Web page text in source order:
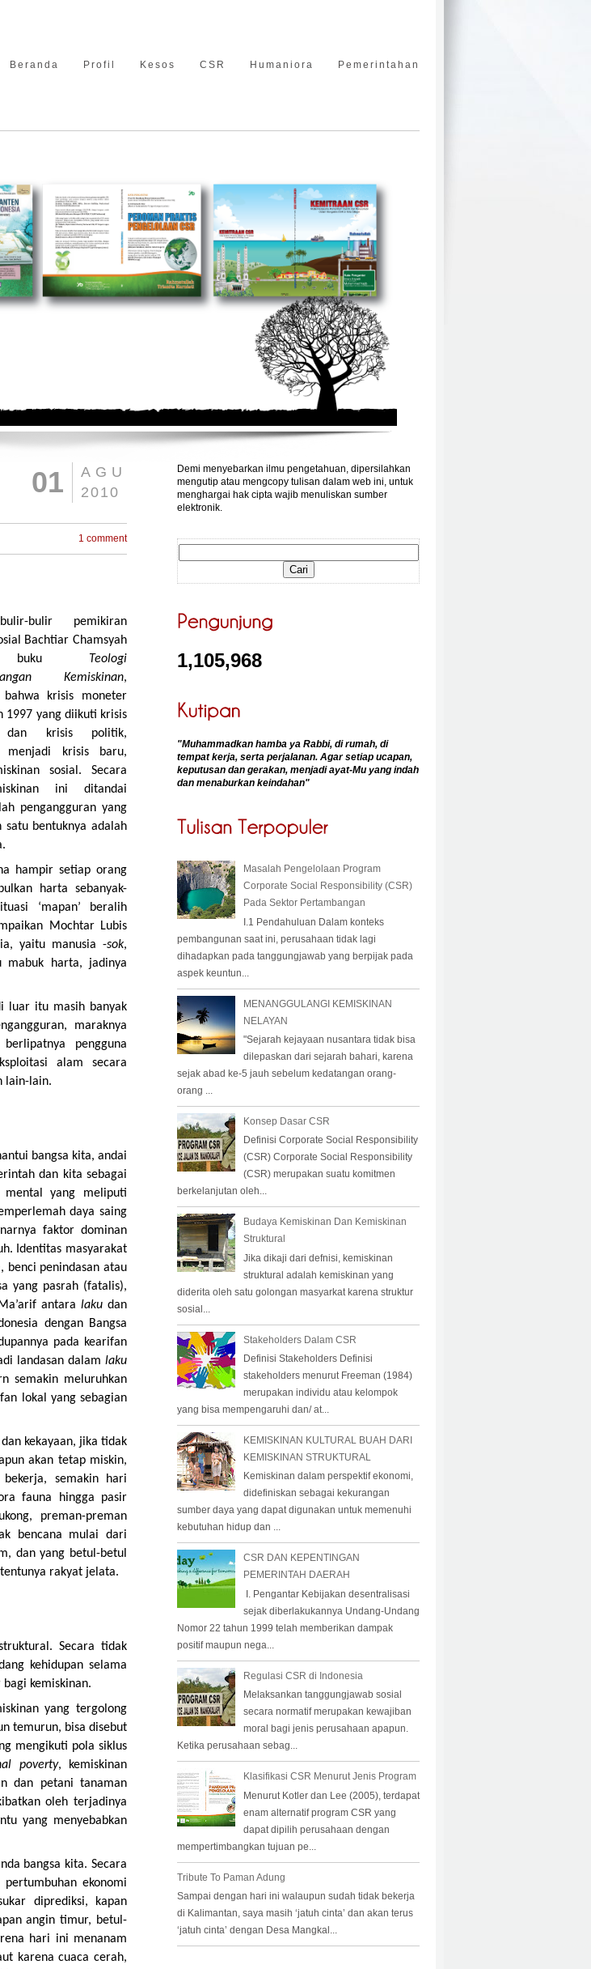
Beranda Profil Kesos CSR Humaniora Pemerintahan
AGU
2010
01
1 comment
bulir pemikiran
Bachtiar Chamsyah
buku Teologi
Kemiskinan,
bahwa krisis moneter
1997 yang diikuti krisis
dan krisis politik,
menjadi krisis baru,
sosial. Secara
ini ditandai
pengangguran yang
satu bentuknya adalah
hampir setiap orang
harta sebanyak-
‘mapan’ beralih
Mochtar Lubis
yaitu manusia -sok,
mabuk harta, jadinya
luar itu masih banyak
maraknya
pengguna
alam secara
lain-lain.
bangsa kita, andai
dan kita sebagai
mental yang meliputi
daya saing
faktor dominan
Identitas masyarakat
, benci penindasan atau
yang pasrah (fatalis),
antara laku dan
dengan Bangsa
pada kearifan
landasan dalamlaku
semakin meluruhkan
lokal yang sebagian
kekayaan, jika tidak
akan tetap miskin,
semakin hari
fauna hingga pasir
preman-preman
bencana mulai dari
dan yang betul-betul
rakyat jelata.
Secara tidak
kehidupan selama
kemiskinan.
yang tergolong
temurun, bisa disebut
mengikuti pola siklus
poverty, kemiskinan
dan petani tanaman
oleh terjadinya
yang menyebabkan
bangsa kita. Secara
ekonomi
diprediksi, kapan
angin timur, betul-
hari ini menanam
karena cuaca cerah,
Demi menyebarkan ilmu pengetahuan, dipersilahkan
mengutip atau mengcopy tulisan dalam web ini, untuk
menghargai hak cipta wajib menuliskan sumber
elektronik.
1,105,968
"Muhammadkan hamba ya Rabbi, di rumah, di
tempat kerja, serta perjalanan. Agar setiap ucapan,
keputusan dan gerakan, menjadi ayat-Mu yang indah
dan menaburkan keindahan"
Masalah Pengelolaan Program
Corporate Social Responsibility (CSR)
Pada Sektor Pertambangan
I.1 Pendahuluan Dalam konteks
pembangunan saat ini, perusahaan tidak lagi
dihadapkan pada tanggungjawab yang berpijak pada
aspek keuntun...
MENANGGULANGI KEMISKINAN
NELAYAN
"Sejarah kejayaan nusantara tidak bisa
dilepaskan dari sejarah bahari, karena
sejak abad ke-5 jauh sebelum kedatangan orang-
orang ...
Konsep Dasar CSR
Definisi Corporate Social Responsibility
(CSR) Corporate Social Responsibility
(CSR) merupakan suatu komitmen
berkelanjutan oleh...
Budaya Kemiskinan Dan Kemiskinan
Struktural
Jika dikaji dari defnisi, kemiskinan
struktural adalah kemiskinan yang
diderita oleh satu golongan masyarkat karena struktur
sosial...
Stakeholders Dalam CSR
Definisi Stakeholders Definisi
stakeholders menurut Freeman (1984)
merupakan individu atau kelompok
yang bisa mempengaruhi dan/ at...
KEMISKINAN KULTURAL BUAH DARI
KEMISKINAN STRUKTURAL
Kemiskinan dalam perspektif ekonomi,
didefiniskan sebagai kekurangan
sumber daya yang dapat digunakan untuk memenuhi
kebutuhan hidup dan ...
CSR DAN KEPENTINGAN
PEMERINTAH DAERAH
I. Pengantar Kebijakan desentralisasi
sejak diberlakukannya Undang-Undang
Nomor 22 tahun 1999 telah memberikan dampak
positif maupun nega...
Regulasi CSR di Indonesia
Melaksankan tanggungjawab sosial
secara normatif merupakan kewajiban
moral bagi jenis perusahaan apapun.
Ketika perusahaan sebag...
Klasifikasi CSR Menurut Jenis Program
Menurut Kotler dan Lee (2005), terdapat
enam alternatif program CSR yang
dapat dipilih perusahaan dengan
mempertimbangkan tujuan pe...
Tribute To Paman Adung
Sampai dengan hari ini walaupun sudah tidak bekerja
di Kalimantan, saya masih ‘jatuh cinta’ dan akan terus
‘jatuh cinta’ dengan Desa Mangkal...